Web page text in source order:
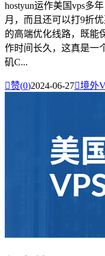
hostyun运作美国vps多
月，而且还可以打9折
的高端优化线路，既能
作时间长久，这真是一
矶C...
赞(0)2024-06-27境外